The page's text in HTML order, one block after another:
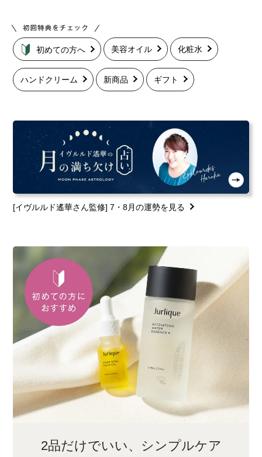
初めての方へ 美容オイル 化粧水
ハンドクリーム 新商品 ギフト
[イヴルルド遙華さん監修] 7・8月の運勢を見る
2品だけでいい、シンプルケア